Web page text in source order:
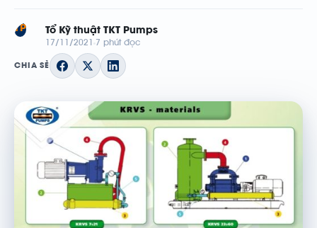
TP Tổ Kỹ thuật TKT Pumps
17/11/2021 7 phút đọc
CHIA SẺ